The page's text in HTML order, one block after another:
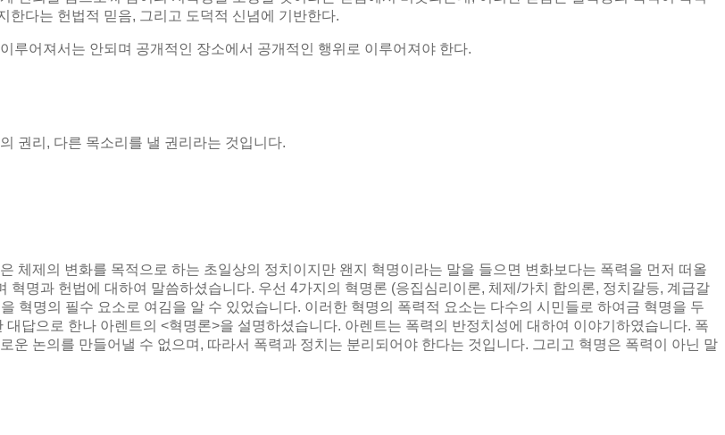
한다는 헌법적 믿음, 그리고 도덕적 신념에 기반한다.
루어져서는 안되며 공개적인 장소에서 공개적인 행위로 이루어져야 한다.
권리 , 다른 목소리를 낼 권리라는 것입니다.
체제의 변화를 목적으로 하는 초일상의 정치이지만 왠지 혁명이라는 말을 들으면 변화보다는 폭력을 먼저 떠올
혁명과 헌법에 대하여 말씀하셨습니다. 우선 4가지의 혁명론 (응집심리이론, 체제 /가치 합의론, 정치갈등, 계급갈
혁명의 필수 요소로 여김을 알 수 있었습니다. 이러한 혁명의 폭력적 요소는 다수의 시민들로 하여금 혁명을 두
대답으로 한나 아렌트의 <혁명론>을 설명하셨습니다. 아렌트는 폭력의 반정치성에 대하여 이야기하였습니다. 폭
운 논의를 만들어낼 수 없으며 , 따라서 폭력과 정치는 분리되어야 한다는 것입니다. 그리고 혁명은 폭력이 아닌 말